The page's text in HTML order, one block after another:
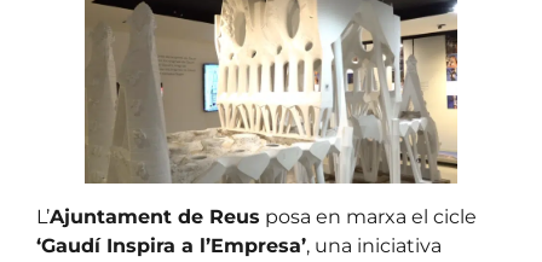
L’Ajuntament de Reus posa en marxa el cicle
‘Gaudí Inspira a l’Empresa’, una iniciativa